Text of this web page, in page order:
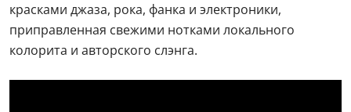
красками джаза, рока, фанка и электроники,
приправленная свежими нотками локального
колорита и авторского слэнга.